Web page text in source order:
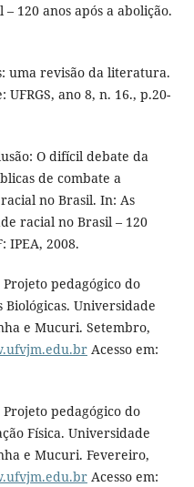
120 anos após a abolição.
uma revisão da literatura.
ano 8, n. 16., p.20-
O difícil debate da
de combate a
no Brasil. In: As
racial no Brasil – 120
IPEA, 2008.
pedagógico do
Biológicas. Universidade
e Mucuri. Setembro,
Acesso em:
pedagógico do
Física. Universidade
e Mucuri. Fevereiro,
Acesso em: